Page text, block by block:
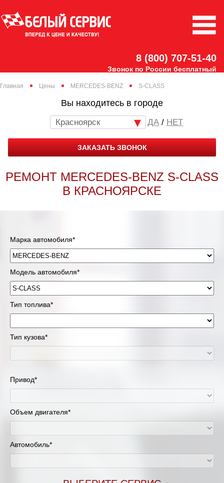
8 (800) 707-51-40
Звонок по России бесплатный
Главная Цены MERCEDES-BENZ S-CLASS
Вы находитесь в городе
Красноярск / НЕТ
ЗАКАЗАТЬ ЗВОНОК
РЕМОНТ MERCEDES-BENZ S-CLASS
В КРАСНОЯРСКЕ
Марка автомобиля*
Модель автомобиля*
Тип топлива*
Тип кузова*
Привод*
Объем двигателя*
Автомобиль*